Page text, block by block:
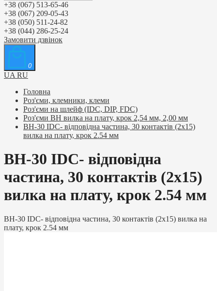
+38 (067) 513-65-46
+38 (067) 209-05-43
+38 (050) 511-24-82
+38 (044) 286-25-24
Замовити дзвінок
0
UA RU
Головна
Роз'єми, клемники, клеми
Роз'єми на шлейф (IDC, DIP, FDC)
Роз'єми BH вилка на плату, крок 2,54 мм, 2,00 мм
BH-30 IDC- відповідна частина, 30 контактів (2х15)
вилка на плату, крок 2.54 мм
BH-30 IDC- відповідна
частина, 30 контактів (2х15)
вилка на плату, крок 2.54 мм
BH-30 IDC- відповідна частина, 30 контактів (2х15) вилка на
плату, крок 2.54 мм